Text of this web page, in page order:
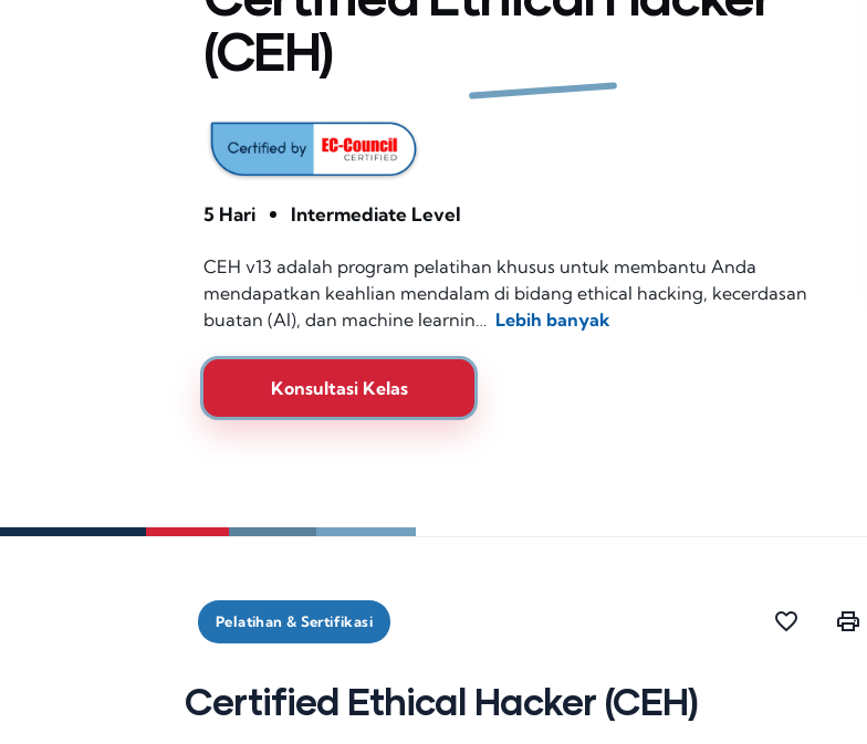
(CEH)
5 Hari Intermediate Level
CEH v13 adalah program pelatihan khusus untuk membantu Anda
mendapatkan keahlian mendalam di bidang ethical hacking, kecerdasan
buatan (AI), dan machine learnin… Lebih banyak
Konsultasi Kelas
Pelatihan & Sertifikasi favorite_border print
Certified Ethical Hacker (CEH)